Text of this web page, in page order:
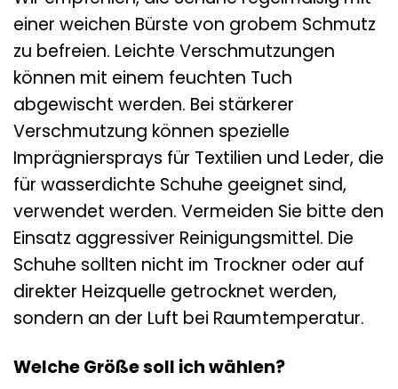
einer weichen Bürste von grobem Schmutz
zu befreien. Leichte Verschmutzungen
können mit einem feuchten Tuch
abgewischt werden. Bei stärkerer
Verschmutzung können spezielle
Imprägniersprays für Textilien und Leder, die
für wasserdichte Schuhe geeignet sind,
verwendet werden. Vermeiden Sie bitte den
Einsatz aggressiver Reinigungsmittel. Die
Schuhe sollten nicht im Trockner oder auf
direkter Heizquelle getrocknet werden,
sondern an der Luft bei Raumtemperatur.
Welche Größe soll ich wählen?